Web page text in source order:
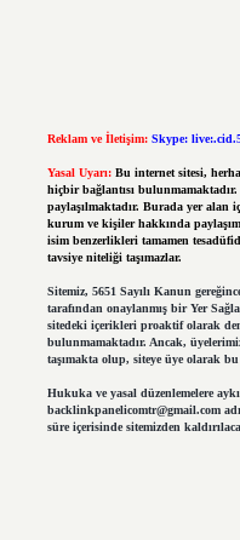
Reklam ve İletişim: Skype:
Yasal Uyarı: Bu internet sitesi,
hiçbir bağlantısı bulunmamaktadır.
paylaşılmaktadır. Burada yer alan
kurum ve kişiler hakkında
isim benzerlikleri tamamen
tavsiye niteliği taşımazlar.
Sitemiz, 5651 Sayılı Kanun
tarafından onaylanmış bir Yer
sitedeki içerikleri proaktif olarak
bulunmamaktadır. Ancak,
taşımakta olup, siteye üye olarak
Hukuka ve yasal düzenlemelere
backlinkpanelicomtr@gmail.com
süre içerisinde sitemizden